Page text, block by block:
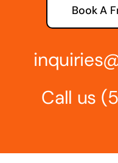
Book A
Call us